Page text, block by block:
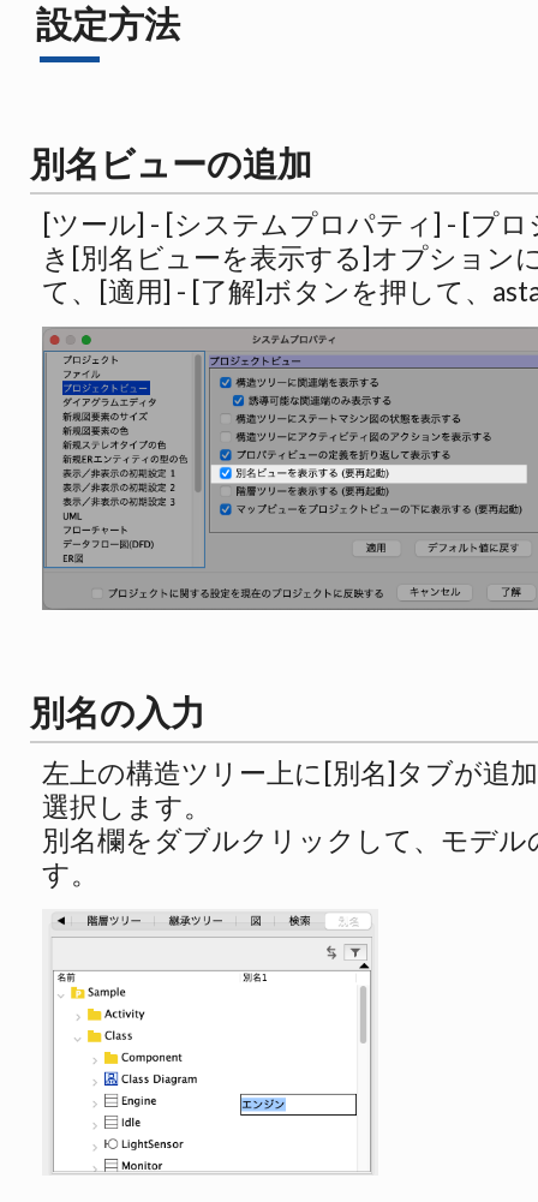
設定方法
別名ビューの追加
[ツール] - [システムプロパティ] - [プ
き[別名ビューを表示する]オプション
て、[適用] - [了解]ボタンを押して、
別名の入力
左上の構造ツリー上に[別名]タブが追
選択します。
別名欄をダブルクリックして、モデル
す。